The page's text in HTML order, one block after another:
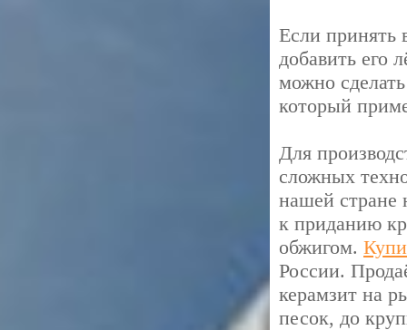
Если принять
добавить его
можно
который
Для
сложных
нашей стране
к приданию
обжигом.
России.
керамзит на
песок, до